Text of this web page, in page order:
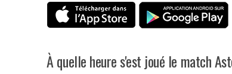
À quelle heure s'est joué le match